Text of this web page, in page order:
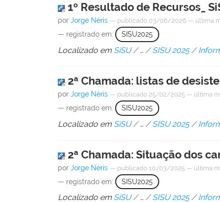
1º Resultado de Recursos_
porJorge Néris — publicado 03/06/2026 — última
— registrado em: SISU2025
Localizado em SiSU /… /SISU 2025 /
2ª Chamada: listas de
porJorge Néris — publicado 25/02/2025 — última
— registrado em: SISU2025
Localizado em SiSU /… /SISU 2025 /
2ª Chamada: Situação dos
porJorge Néris — publicado 10/03/2025 — última
— registrado em: SISU2025
Localizado em SiSU /…/SISU 2025 /